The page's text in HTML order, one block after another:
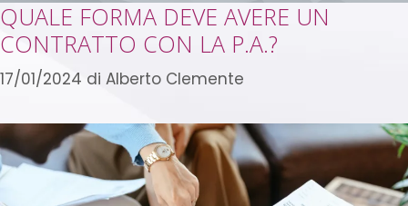
QUALE FORMA DEVE AVERE UN
CONTRATTO CON LA P.A.?
17/01/2024 di Alberto Clemente